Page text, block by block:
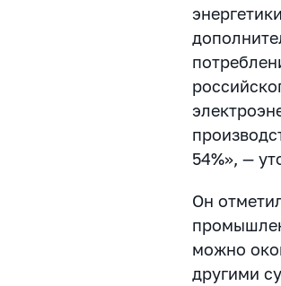
54%», —
Он
можно
другими